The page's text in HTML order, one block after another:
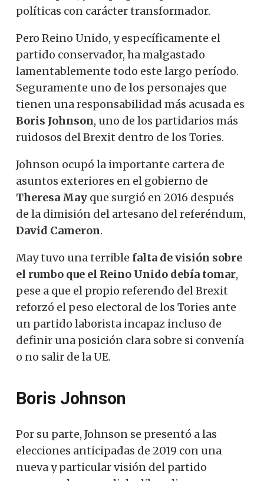
políticas con carácter transformador.
Pero Reino Unido, y específicamente el
partido conservador, ha malgastado
lamentablemente todo este largo período.
Seguramente uno de los personajes que
tienen una responsabilidad más acusada es
Boris Johnson, uno de los partidarios más
ruidosos del Brexit dentro de los Tories.
Johnson ocupó la importante cartera de
asuntos exteriores en el gobierno de
Theresa May que surgió en 2016 después
de la dimisión del artesano del referéndum,
David Cameron.
May tuvo una terrible falta de visión sobre
el rumbo que el Reino Unido debía tomar,
pese a que el propio referendo del Brexit
reforzó el peso electoral de los Tories ante
un partido laborista incapaz incluso de
definir una posición clara sobre si convenía
o no salir de la UE.
Boris Johnson
Por su parte, Johnson se presentó a las
elecciones anticipadas de 2019 con una
nueva y particular visión del partido